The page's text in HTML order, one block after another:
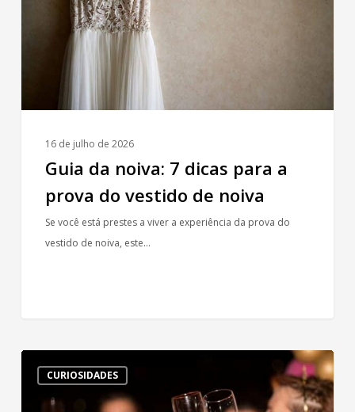
16 de julho de 2026
Guia da noiva: 7 dicas para a
prova do vestido de noiva
Se você está prestes a viver a experiência da prova do
vestido de noiva, este…
CURIOSIDADES
castigos